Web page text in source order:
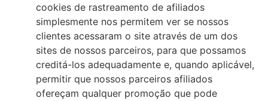
cookies de rastreamento de afiliados
simplesmente nos permitem ver se nossos
clientes acessaram o site através de um dos
sites de nossos parceiros, para que possamos
creditá-los adequadamente e, quando aplicável,
permitir que nossos parceiros afiliados
ofereçam qualquer promoção que pode